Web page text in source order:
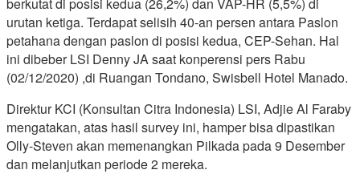
berkutat di posisi kedua (26,2%) dan VAP-HR (5,5%) di
urutan ketiga. Terdapat selisih 40-an persen antara Paslon
petahana dengan paslon di posisi kedua, CEP-Sehan. Hal
ini dibeber LSI Denny JA saat konperensi pers Rabu
(02/12/2020) ,di Ruangan Tondano, Swisbell Hotel Manado.
Direktur KCI (Konsultan Citra Indonesia) LSI, Adjie Al Faraby
mengatakan, atas hasil survey ini, hamper bisa dipastikan
Olly-Steven akan memenangkan Pilkada pada 9 Desember
dan melanjutkan periode 2 mereka.